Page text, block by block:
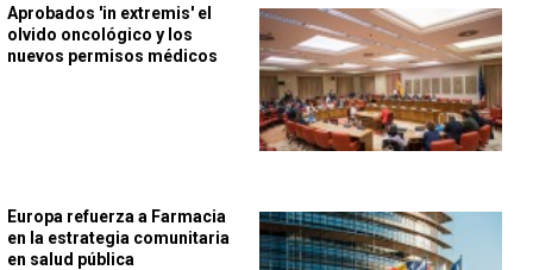
Aprobados 'in extremis' el
olvido oncológico y los
nuevos permisos médicos
Europa refuerza a Farmacia
en la estrategia comunitaria
en salud pública